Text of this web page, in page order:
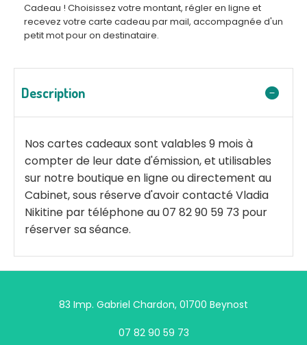
Cadeau ! Choisissez votre montant, régler en ligne et
recevez votre carte cadeau par mail, accompagnée d'un
petit mot pour on destinataire.
Description
Nos cartes cadeaux sont valables 9 mois à
compter de leur date d'émission, et utilisables
sur notre boutique en ligne ou directement au
Cabinet, sous réserve d'avoir contacté Vladia
Nikitine par téléphone au 07 82 90 59 73 pour
réserver sa séance.
83 Imp. Gabriel Chardon, 01700 Beynost
07 82 90 59 73